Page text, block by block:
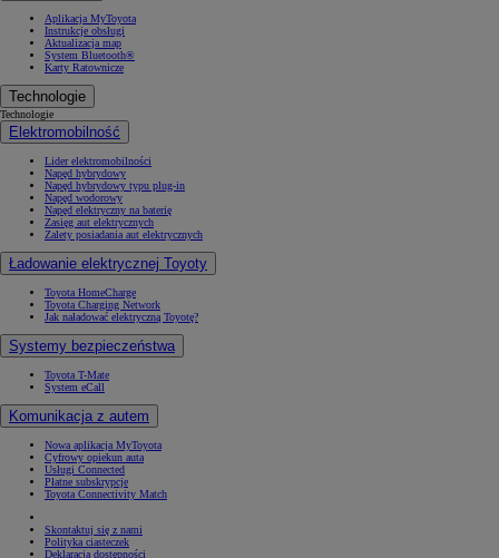
Aplikacja MyToyota
Instrukcje obsługi
Aktualizacja map
System Bluetooth®
Karty Ratownicze
Technologie
Technologie
Elektromobilność
Lider elektromobilności
Napęd hybrydowy
Napęd hybrydowy typu plug-in
Napęd wodorowy
Napęd elektryczny na baterię
Zasięg aut elektrycznych
Zalety posiadania aut elektrycznych
Ładowanie elektrycznej Toyoty
Toyota HomeCharge
Toyota Charging Network
Jak naładować elektryczną Toyotę?
Systemy bezpieczeństwa
Toyota T-Mate
System eCall
Komunikacja z autem
Nowa aplikacja MyToyota
Cyfrowy opiekun auta
Usługi Connected
Płatne subskrypcje
Toyota Connectivity Match
Skontaktuj się z nami
Polityka ciasteczek
Deklaracja dostępności